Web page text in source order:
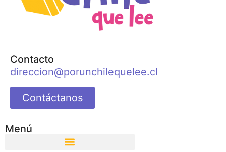
Contacto
direccion@porunchilequelee.cl
Contáctanos
Menú